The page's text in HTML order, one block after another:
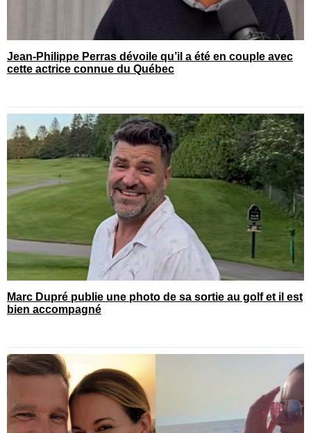
Jean-Philippe Perras dévoile qu’il a été en couple avec
cette actrice connue du Québec
Marc Dupré publie une photo de sa sortie au golf et il est
bien accompagné